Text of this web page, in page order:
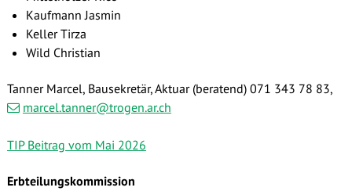
Kaufmann Jasmin
Keller Tirza
Wild Christian
Tanner Marcel, Bausekretär, Aktuar (beratend) 071 343 78 83,
marcel.tanner@trogen.ar.ch
TIP Beitrag vom Mai 2026
Erbteilungskommission